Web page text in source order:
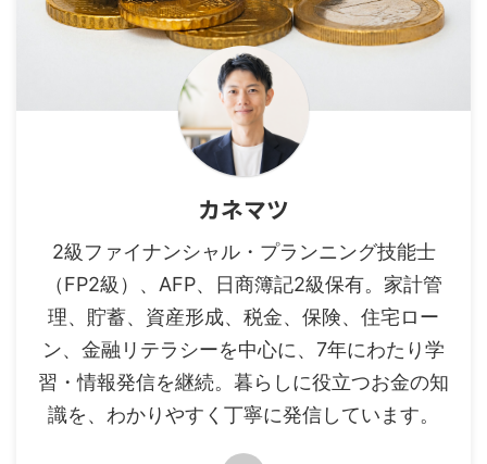
カネマツ
2級ファイナンシャル・プランニング技能士
（FP2級）、AFP、日商簿記2級保有。家計管
理、貯蓄、資産形成、税金、保険、住宅ロー
ン、金融リテラシーを中心に、7年にわたり学
習・情報発信を継続。暮らしに役立つお金の知
識を、わかりやすく丁寧に発信しています。